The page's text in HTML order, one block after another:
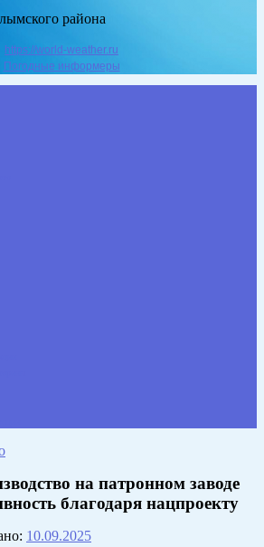
района
https://world-weather.ru
Погодные информеры
на патронном заводе
благодаря нацпроекту
10.09.2025